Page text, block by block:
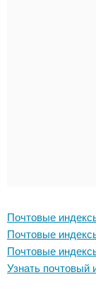
Почтовые
Почтовые
Почтовые
Узнать почтовый